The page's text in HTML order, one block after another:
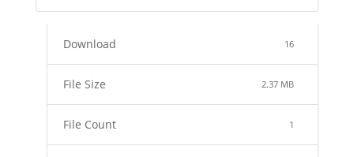
Download 16
File Size 2.37 MB
File Count 1